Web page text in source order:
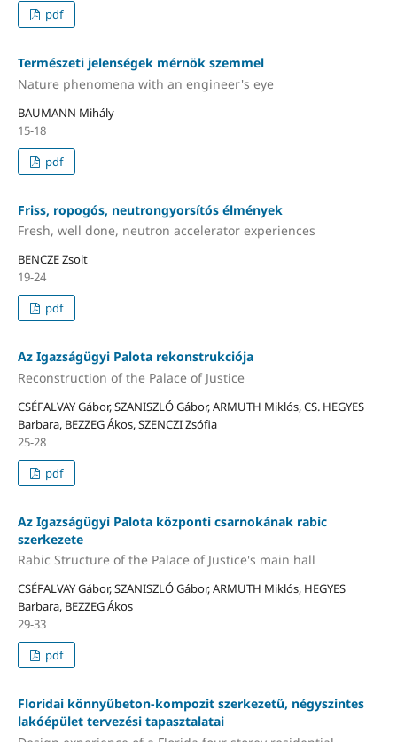
pdf
Természeti jelenségek mérnök szemmel
Nature phenomena with an engineer's eye
BAUMANN Mihály
15-18
pdf
Friss, ropogós, neutrongyorsítós élmények
Fresh, well done, neutron accelerator experiences
BENCZE Zsolt
19-24
pdf
Az Igazságügyi Palota rekonstrukciója
Reconstruction of the Palace of Justice
CSÉFALVAY Gábor, SZANISZLÓ Gábor, ARMUTH Miklós, CS. HEGYES
Barbara, BEZZEG Ákos, SZENCZI Zsófia
25-28
pdf
Az Igazságügyi Palota központi csarnokának rabic
szerkezete
Rabic Structure of the Palace of Justice's main hall
CSÉFALVAY Gábor, SZANISZLÓ Gábor, ARMUTH Miklós, HEGYES
Barbara, BEZZEG Ákos
29-33
pdf
Floridai könnyűbeton-kompozit szerkezetű, négyszintes
lakóépület tervezési tapasztalatai